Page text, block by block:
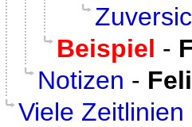
Beispiel -
Notizen -
Viele Zeitlinien